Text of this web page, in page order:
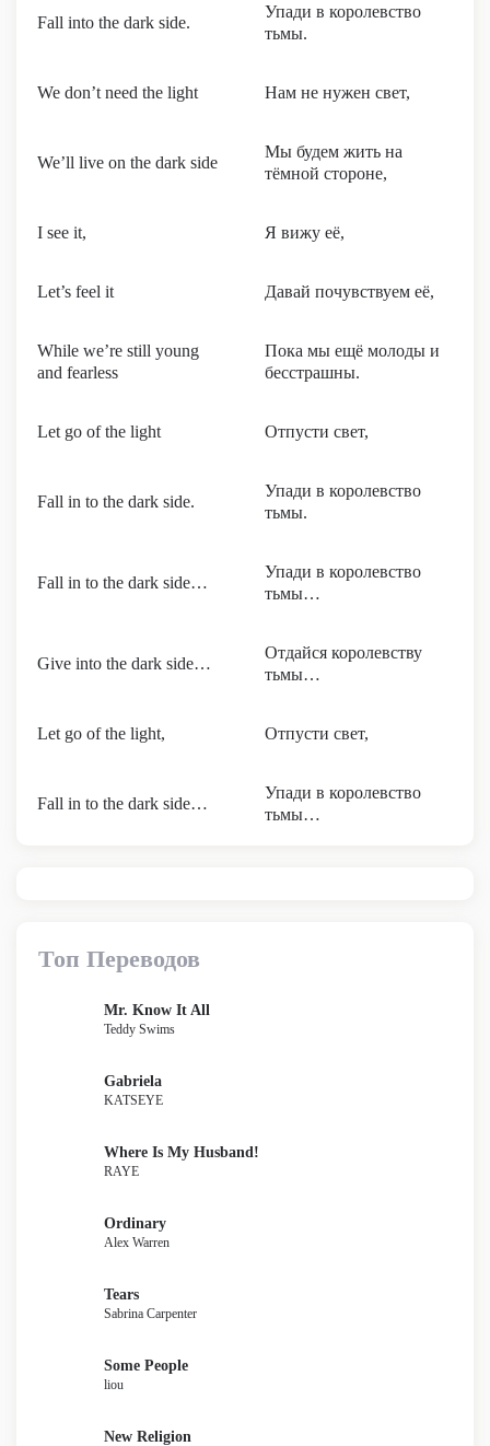
Fall into the dark side.
Упади в королевство
тьмы.
We don’t need the light Нам не нужен свет,
We’ll live on the dark side
Мы будем жить на
тёмной стороне,
I see it, Я вижу её,
Let’s feel it Давай почувствуем её,
While we’re still young
and fearless
Пока мы ещё молоды и
бесстрашны.
Let go of the light Отпусти свет,
Fall in to the dark side.
Упади в королевство
тьмы.
Fall in to the dark side…
Упади в королевство
тьмы…
Give into the dark side…
Отдайся королевству
тьмы…
Let go of the light, Отпусти свет,
Fall in to the dark side…
Упади в королевство
тьмы…
Топ Переводов
Mr. Know It All
Teddy Swims
Gabriela
KATSEYE
Where Is My Husband!
RAYE
Ordinary
Alex Warren
Tears
Sabrina Carpenter
Some People
liou
New Religion